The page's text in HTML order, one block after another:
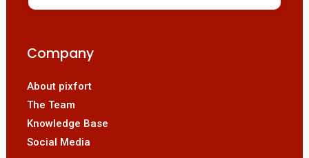
Company
About pixfort
The Team
Knowledge Base
Social Media